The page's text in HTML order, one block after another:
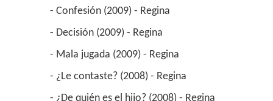
- Confesión (2009) - Regina
- Decisión (2009) - Regina
- Mala jugada (2009) - Regina
- ¿Le contaste? (2008) - Regina